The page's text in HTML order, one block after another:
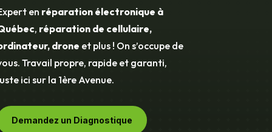
en réparation électronique à
, réparation de cellulaire,
drone et plus ! On s’occupe de
Travail propre, rapide et garanti,
ici sur la 1ère Avenue.
Demandez un Diagnostique